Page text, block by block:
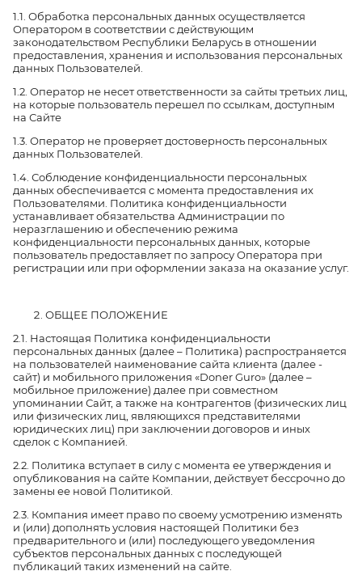
1.1. Обработка персональных данных осуществляется
Оператором в соответствии с действующим
законодательством Республики Беларусь в отношении
предоставления, хранения и использования персональных
данных Пользователей.
1.2. Оператор не несет ответственности за сайты третьих лиц,
на которые пользователь перешел по ссылкам, доступным
на Сайте
1.3. Оператор не проверяет достоверность персональных
данных Пользователей.
1.4. Соблюдение конфиденциальности персональных
данных обеспечивается с момента предоставления их
Пользователями. Политика конфиденциальности
устанавливает обязательства Администрации по
неразглашению и обеспечению режима
конфиденциальности персональных данных, которые
пользователь предоставляет по запросу Оператора при
регистрации или при оформлении заказа на оказание услуг.
ОБЩЕЕ ПОЛОЖЕНИЕ
2.1. Настоящая Политика конфиденциальности
персональных данных (далее – Политика) распространяется
на пользователей наименование сайта клиента (далее -
сайт) и мобильного приложения «Doner Guro» (далее –
мобильное приложение) далее при совместном
упоминании Сайт, а также на контрагентов (физических лиц
или физических лиц, являющихся представителями
юридических лиц) при заключении договоров и иных
сделок с Компанией.
2.2. Политика вступает в силу с момента ее утверждения и
опубликования на сайте Компании, действует бессрочно до
замены ее новой Политикой.
2.3. Компания имеет право по своему усмотрению изменять
и (или) дополнять условия настоящей Политики без
предварительного и (или) последующего уведомления
субъектов персональных данных с последующей
публикаций таких изменений на сайте.